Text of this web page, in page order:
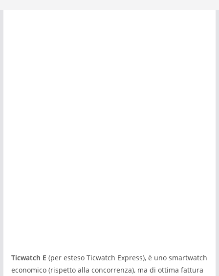
Ticwatch E (per esteso Ticwatch Express), è uno smartwatch
economico (rispetto alla concorrenza), ma di ottima fattura